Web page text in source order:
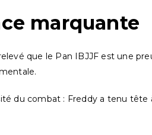
marquante
que le Pan IBJJF est une
du combat : Freddy a tenu tête